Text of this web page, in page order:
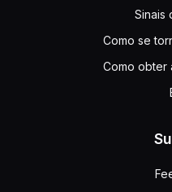
Sinais
Como se
Como obter